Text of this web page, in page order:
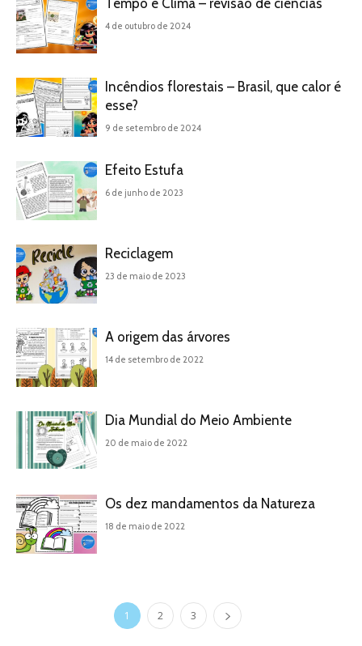
Tempo e Clima – revisão de ciências
4 de outubro de 2024
Incêndios florestais – Brasil, que calor é
esse?
9 de setembro de 2024
Efeito Estufa
6 de junho de 2023
Reciclagem
23 de maio de 2023
A origem das árvores
14 de setembro de 2022
Dia Mundial do Meio Ambiente
20 de maio de 2022
Os dez mandamentos da Natureza
18 de maio de 2022
1 2 3